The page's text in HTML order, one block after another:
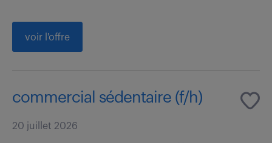
voir l'offre
commercial sédentaire (f/h)
20 juillet 2026